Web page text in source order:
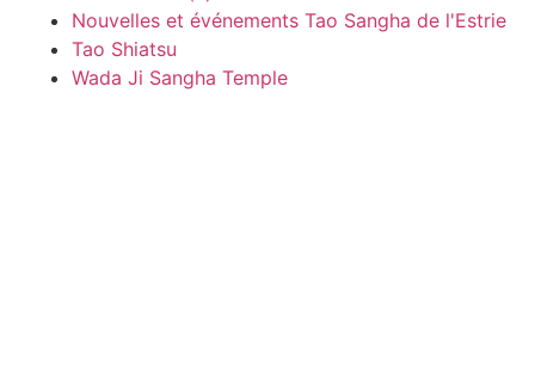
Nouvelles et événements Tao Sangha de l'Estrie
Tao Shiatsu
Wada Ji Sangha Temple